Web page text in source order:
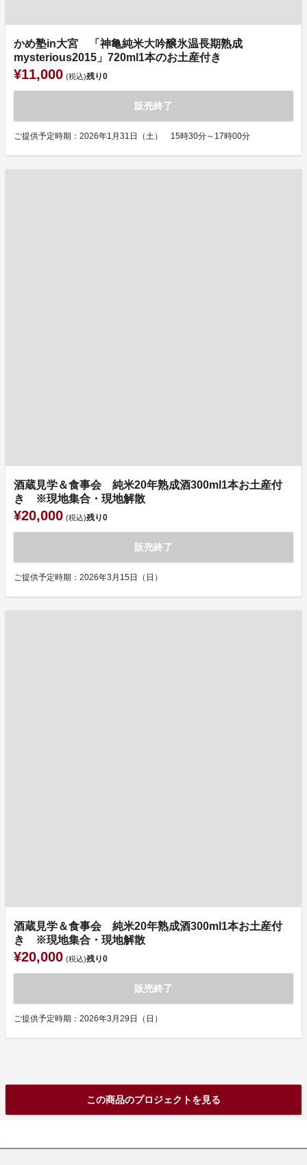
かめ塾in大宮 「神亀純米大吟醸氷温長期熟成
mysterious2015」720ml1本のお土産付き
¥11,000 (税込)残り0
販売終了
ご提供予定時期：2026年1月31日（土） 15時30分～17時00分
酒蔵見学＆食事会 純米20年熟成酒300ml1本お土産付
き ※現地集合・現地解散
¥20,000 (税込)残り0
販売終了
ご提供予定時期：2026年3月15日（日）
酒蔵見学＆食事会 純米20年熟成酒300ml1本お土産付
き ※現地集合・現地解散
¥20,000 (税込)残り0
販売終了
ご提供予定時期：2026年3月29日（日）
この商品のプロジェクトを見る